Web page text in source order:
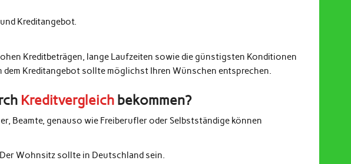
Kreditangebot.
Kreditbeträgen, lange Laufzeiten sowie die günstigsten Konditionen
dem Kreditangebot sollte möglichst Ihren Wünschen entsprechen.
Kreditvergleich bekommen?
Beamte, genauso wie Freiberufler oder Selbstständige können
Wohnsitz sollte in Deutschland sein.